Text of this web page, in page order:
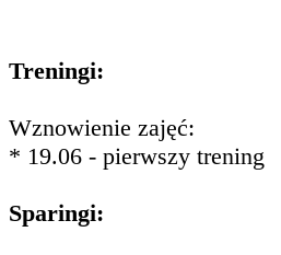
Treningi:
Wznowienie zajęć:
* 19.06 - pierwszy trening
Sparingi: